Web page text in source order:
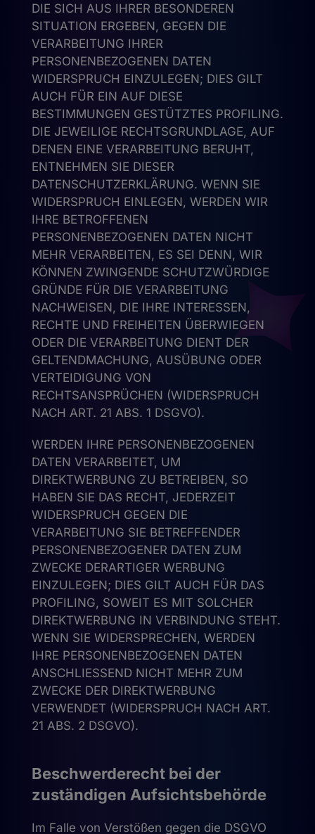
DIE SICH AUS IHRER BESONDEREN
SITUATION ERGEBEN, GEGEN DIE
VERARBEITUNG IHRER
PERSONENBEZOGENEN DATEN
WIDERSPRUCH EINZULEGEN; DIES GILT
AUCH FÜR EIN AUF DIESE
BESTIMMUNGEN GESTÜTZTES PROFILING.
DIE JEWEILIGE RECHTSGRUNDLAGE, AUF
DENEN EINE VERARBEITUNG BERUHT,
ENTNEHMEN SIE DIESER
DATENSCHUTZERKLÄRUNG. WENN SIE
WIDERSPRUCH EINLEGEN, WERDEN WIR
IHRE BETROFFENEN
PERSONENBEZOGENEN DATEN NICHT
MEHR VERARBEITEN, ES SEI DENN, WIR
KÖNNEN ZWINGENDE SCHUTZWÜRDIGE
GRÜNDE FÜR DIE VERARBEITUNG
NACHWEISEN, DIE IHRE INTERESSEN,
RECHTE UND FREIHEITEN ÜBERWIEGEN
ODER DIE VERARBEITUNG DIENT DER
GELTENDMACHUNG, AUSÜBUNG ODER
VERTEIDIGUNG VON
RECHTSANSPRÜCHEN (WIDERSPRUCH
NACH ART. 21 ABS. 1 DSGVO).
WERDEN IHRE PERSONENBEZOGENEN
DATEN VERARBEITET, UM
DIREKTWERBUNG ZU BETREIBEN, SO
HABEN SIE DAS RECHT, JEDERZEIT
WIDERSPRUCH GEGEN DIE
VERARBEITUNG SIE BETREFFENDER
PERSONENBEZOGENER DATEN ZUM
ZWECKE DERARTIGER WERBUNG
EINZULEGEN; DIES GILT AUCH FÜR DAS
PROFILING, SOWEIT ES MIT SOLCHER
DIREKTWERBUNG IN VERBINDUNG STEHT.
WENN SIE WIDERSPRECHEN, WERDEN
IHRE PERSONENBEZOGENEN DATEN
ANSCHLIESSEND NICHT MEHR ZUM
ZWECKE DER DIREKTWERBUNG
VERWENDET (WIDERSPRUCH NACH ART.
21 ABS. 2 DSGVO).
Beschwerde­recht bei der
zuständigen Aufsichts­behörde
Im Falle von Verstößen gegen die DSGVO